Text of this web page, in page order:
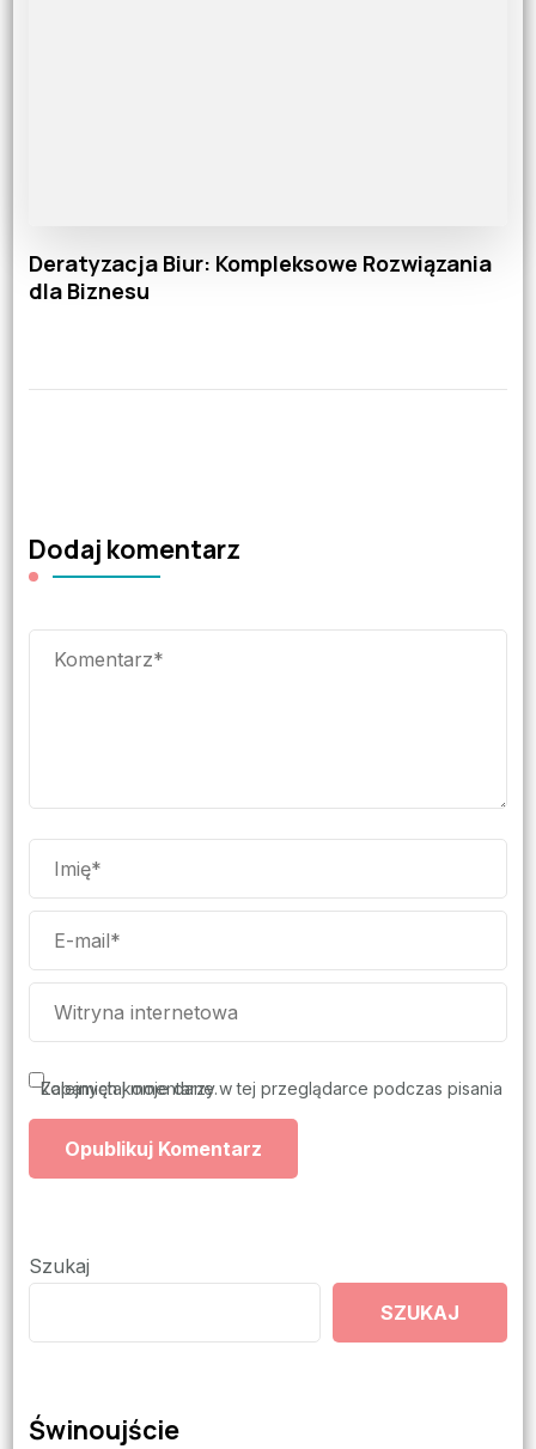
Deratyzacja Biur: Kompleksowe Rozwiązania
dla Biznesu
Dodaj komentarz
Zapamiętaj moje dane w tej przeglądarce podczas pisania kolejnych komentarzy.
Szukaj
SZUKAJ
Świnoujście